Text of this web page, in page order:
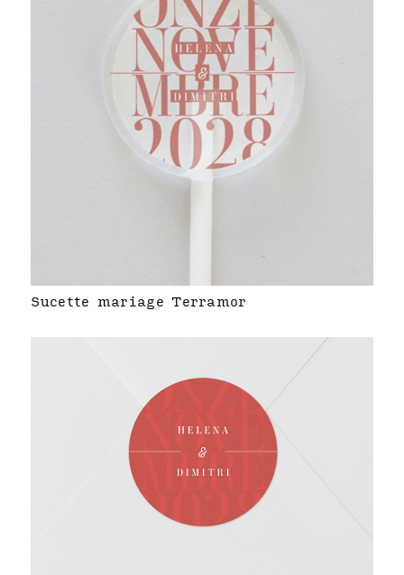
Sucette mariage Terramor